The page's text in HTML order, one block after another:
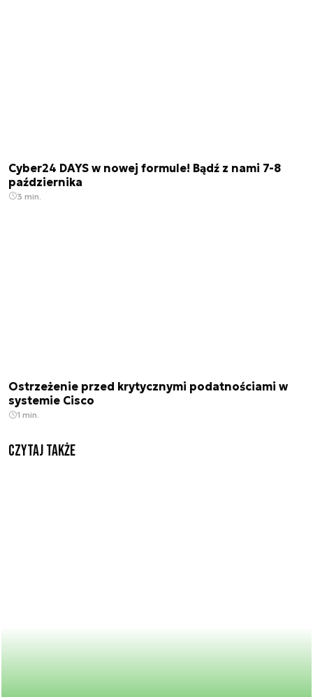
Cyber24 DAYS w nowej formule! Bądź z nami 7-8
października
3 min.
Ostrzeżenie przed krytycznymi podatnościami w
systemie Cisco
1 min.
Czytaj także